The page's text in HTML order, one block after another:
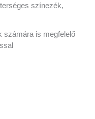
színezék,
is megfelelő